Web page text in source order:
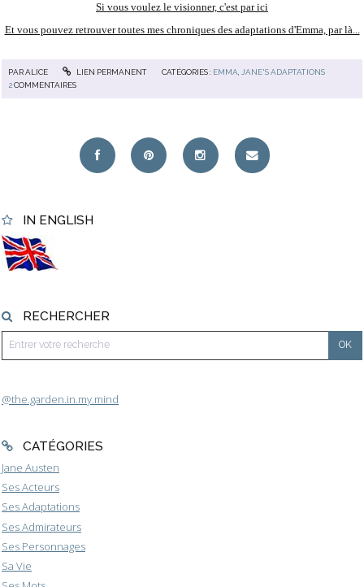
Si vous voulez le visionner, c'est par ici
Et vous pouvez retrouver toutes mes chroniques des adaptations d'Emma, par là...
PARALICE LIEN PERMANENT CATÉGORIES : EMMA
JANE'S ADAPTATIONS
2COMMENTAIRES
IN ENGLISH
RECHERCHER
@the.garden.in.my.mind
CATÉGORIES
Jane Austen
Ses Acteurs
Ses Adaptations
Ses Admirateurs
Ses Personnages
Sa Vie